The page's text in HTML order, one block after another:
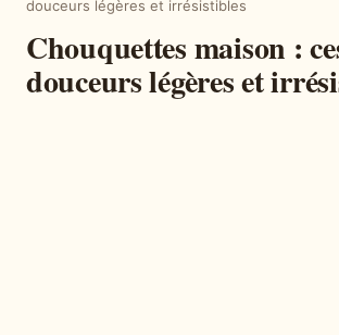
douceurs légères et irrésistibles
Chouquettes maison :
douceurs légères et